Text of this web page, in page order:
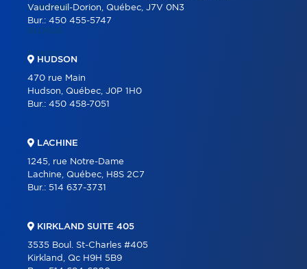
CARRIÈRE
BLOGUE
CONTACT
Vaudreuil-Dorion, Québec, J7V 0N3
Bur.: 450 455-5747
HUDSON
470 rue Main
Hudson, Québec, J0P 1H0
Bur.: 450 458-7051
LACHINE
1245, rue Notre-Dame
Lachine, Québec, H8S 2C7
Bur.: 514 637-3731
KIRKLAND SUITE 405
3535 Boul. St-Charles #405
Kirkland, Qc H9H 5B9